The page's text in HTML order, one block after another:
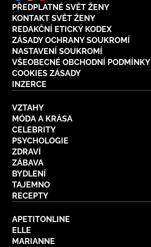
PŘEDPLATNÉ SVĚT ŽENY
KONTAKT SVĚT ŽENY
REDAKČNÍ ETICKÝ KODEX
ZÁSADY OCHRANY SOUKROMÍ
NASTAVENÍ SOUKROMÍ
VŠEOBECNÉ OBCHODNÍ PODMÍNKY
COOKIES ZÁSADY
INZERCE
VZTAHY
MÓDA A KRÁSA
CELEBRITY
PSYCHOLOGIE
ZDRAVÍ
ZÁBAVA
BYDLENÍ
TAJEMNO
RECEPTY
APETITONLINE
ELLE
MARIANNE